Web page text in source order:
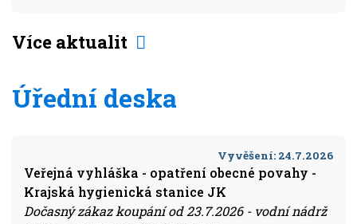
Více aktualit
Úřední deska
Vyvěšení: 24.7.2026
Veřejná vyhláška - opatření obecné povahy -
Krajská hygienická stanice JK
Dočasný zákaz koupání od 23.7.2026 - vodní nádrž